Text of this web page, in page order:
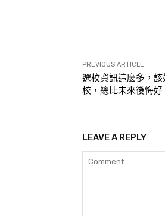
PREVIOUS ARTICLE
選校資訊這麼多，
校，總比未來後悔好
LEAVE A REPLY